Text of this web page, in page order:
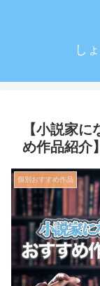
し
【小説家
め作品紹介】
個別おすすめ作品